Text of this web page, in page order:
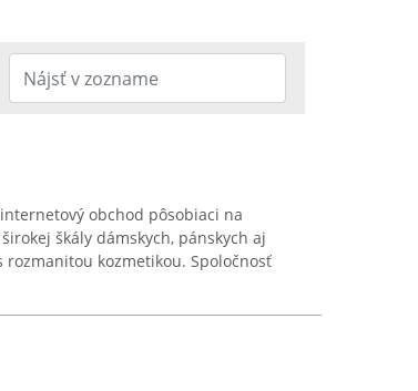
obchod pôsobiaci na
škály dámskych, pánskych aj
kozmetikou. Spoločnosť